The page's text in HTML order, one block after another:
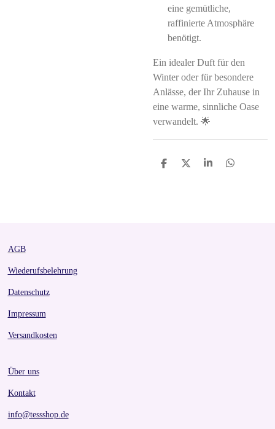
eine gemütliche,
raffinierte Atmosphäre
benötigt.
Ein idealer Duft für den
Winter oder für besondere
Anlässe, der Ihr Zuhause in
eine warme, sinnliche Oase
verwandelt. 🌟
S
S
S
S
AGB
Wiederufsbelehrung
Datenschutz
Impressum
Versandkosten
Über uns
Kontakt
info@tessshop.de